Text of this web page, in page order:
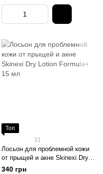
Топ
31
Лосьон для проблемной кожи
от прыщей и акне Skinexi Dry
Lotion Formula+ 15 мл
340 грн